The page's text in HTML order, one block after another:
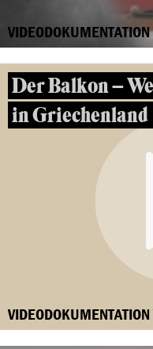
Der Balkon –
in Griechenland